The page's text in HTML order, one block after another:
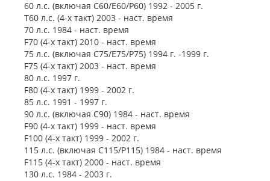
60 л.с. (включая C60/E60/P60) 1992 - 2005 г.
Т60 л.с. (4-х такт) 2003 - наст. время
70 л.с. 1984 - наст. время
F70 (4-х такт) 2010 - наст. время
75 л.с. (включая C75/E75/P75) 1994 г. -1999 г.
F75 (4-х такт) 2003 - наст. время
80 л.с. 1997 г.
F80 (4-х такт) 1999 - 2002 г.
85 л.с. 1991 - 1997 г.
90 л.с. (включая C90) 1984 - наст. время
F90 (4-х такт) 1999 - наст. время
F100 (4-х такт) 1999 - 2002 г.
115 л.с. (включая C115/P115) 1984 - наст. время
F115 (4-х такт) 2000 - наст. время
130 л.с. 1984 - 2003 г.